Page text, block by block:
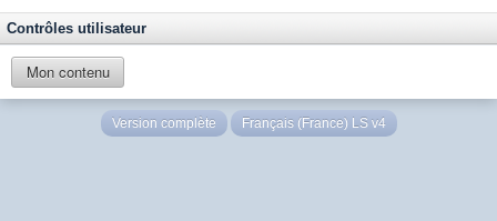
Contrôles utilisateur
Mon contenu
Version complète Français (France) LS v4